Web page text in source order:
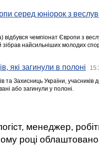
серед юніорок з
чемпіонат Європи з
зібрав найсильніших молодих
які загинули в полоні
та Захисниць України,
або загинули у полоні.
менеджер,
році